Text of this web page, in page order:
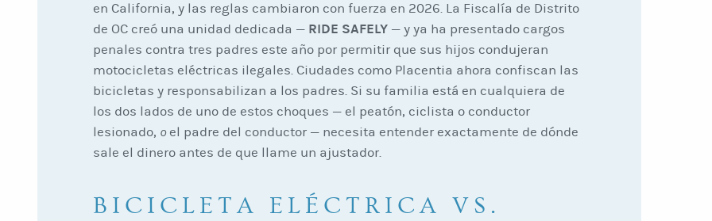
en California, y las reglas cambiaron con fuerza en 2026. La Fiscalía de Distrito
de OC creó una unidad dedicada — RIDE SAFELY — y ya ha presentado cargos
penales contra tres padres este año por permitir que sus hijos condujeran
motocicletas eléctricas ilegales. Ciudades como Placentia ahora confiscan las
bicicletas y responsabilizan a los padres. Si su familia está en cualquiera de
los dos lados de uno de estos choques — el peatón, ciclista o conductor
lesionado, oel padre del conductor — necesita entender exactamente de dónde
sale el dinero antes de que llame un ajustador.
BICICLETA ELÉCTRICA VS.